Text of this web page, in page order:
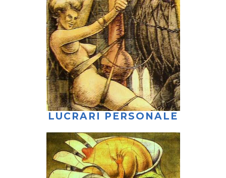
LUCRARI PERSONALE